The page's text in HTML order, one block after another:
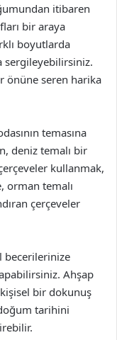
itibaren
bir araya
boyutlarda
sergileyebilirsiniz.
önüne seren harika
temasına
deniz temalı bir
kullanmak,
orman temalı
çerçeveler
becerilerinize
Ahşap
bir dokunuş
tarihini